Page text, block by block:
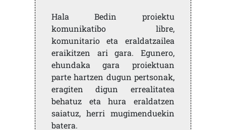
Hala Bedin proiektu
komunikatibo libre,
komunitario eta eraldatzailea
eraikitzen ari gara. Egunero,
ehundaka gara proiektuan
parte hartzen dugun pertsonak,
eragiten digun errealitatea
behatuz eta hura eraldatzen
saiatuz, herri mugimenduekin
batera.